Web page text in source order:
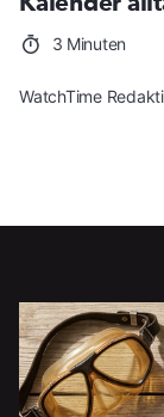
3 Minuten
WatchTime